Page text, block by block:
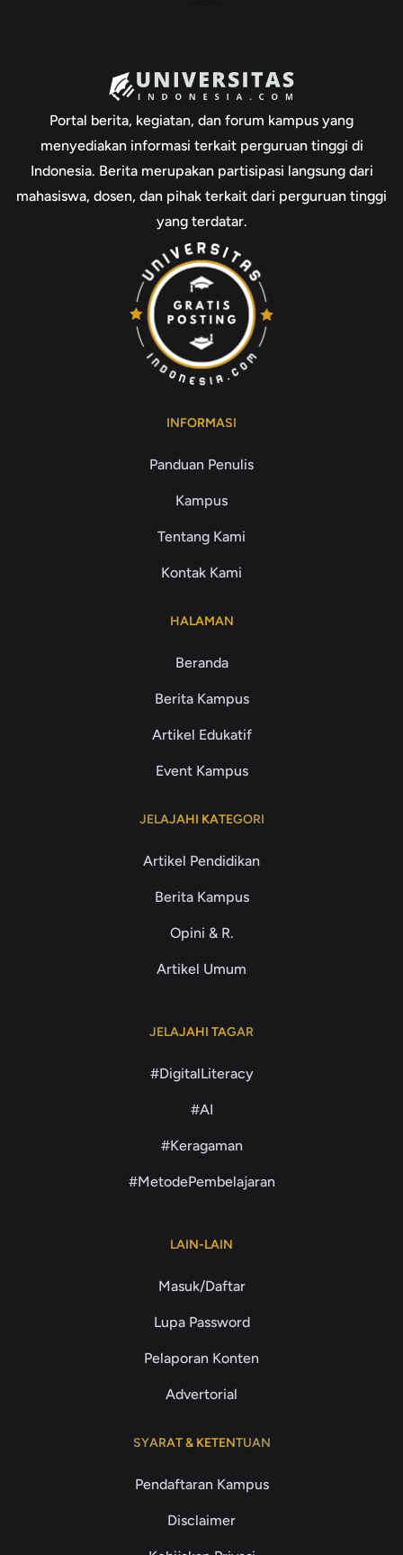
Portal berita, kegiatan, dan forum kampus yang
menyediakan informasi terkait perguruan tinggi di
Indonesia. Berita merupakan partisipasi langsung dari
mahasiswa, dosen, dan pihak terkait dari perguruan tinggi
yang terdatar.
INFORMASI
Panduan Penulis
Kampus
Tentang Kami
Kontak Kami
HALAMAN
Beranda
Berita Kampus
Artikel Edukatif
Event Kampus
JELAJAHI KATEGORI
Artikel Pendidikan
Berita Kampus
Opini & R.
Artikel Umum
JELAJAHI TAGAR
#DigitalLiteracy
#AI
#Keragaman
#MetodePembelajaran
LAIN-LAIN
Masuk/Daftar
Lupa Password
Pelaporan Konten
Advertorial
SYARAT & KETENTUAN
Pendaftaran Kampus
Disclaimer